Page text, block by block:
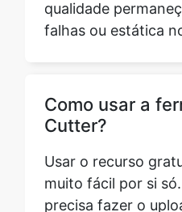
Como usar a
muito fácil por si
precisa fazer o
som. Você pode
simplesmente
que deseja cortar